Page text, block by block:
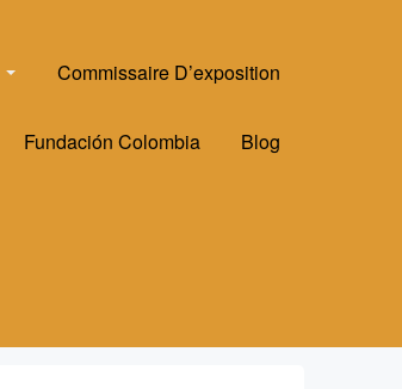
Commissaire D’exposition
Fundación Colombia Blog